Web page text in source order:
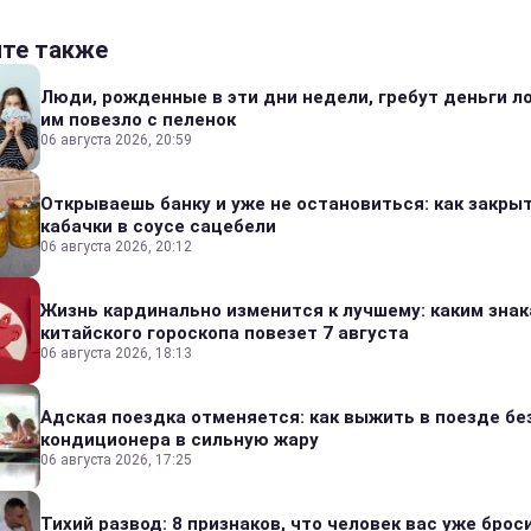
также
Люди, рожденные в эти дни недели, гребут деньги
им повезло с пеленок
06 августа 2026, 20:59
Открываешь банку и уже не остановиться: как
кабачки в соусе сацебели
06 августа 2026, 20:12
Жизнь кардинально изменится к лучшему: каким
китайского гороскопа повезет 7 августа
06 августа 2026, 18:13
Адская поездка отменяется: как выжить в поезде
кондиционера в сильную жару
06 августа 2026, 17:25
Тихий развод: 8 признаков, что человек вас уже